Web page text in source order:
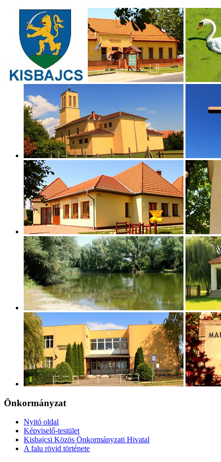
Önkormányzat
Nyitó oldal
Képviselő-testület
Kisbajcsi Közös Önkormányzati Hivatal
A falu rövid története